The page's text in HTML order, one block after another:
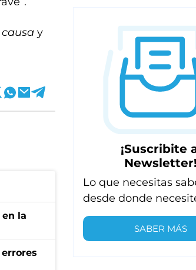
y
la
¡Suscribite
Newsletter!
Lo que necesitas
desde donde
SABER MÁS